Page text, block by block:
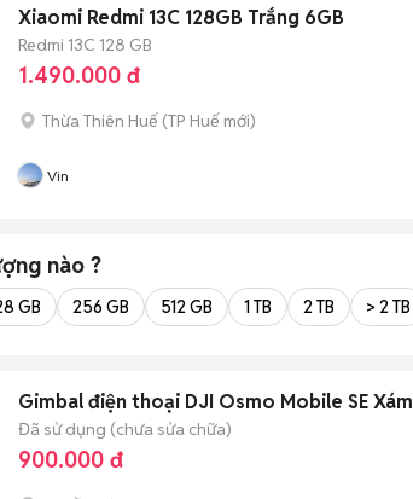
Xiaomi Redmi 13C 128GB Trắng 6GB
Redmi 13C 128 GB
1.490.000 đ
Thừa Thiên Huế (TP Huế mới)
Vin
nào ?
GB 256 GB 512 GB 1 TB 2 TB > 2 TB
Gimbal điện thoại DJI Osmo Mobile SE Xám
Đã sử dụng (chưa sửa chữa)
900.000 đ